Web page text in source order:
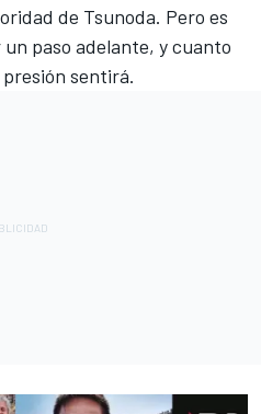
de Tsunoda. Pero es
paso adelante, y cuanto
sentirá.